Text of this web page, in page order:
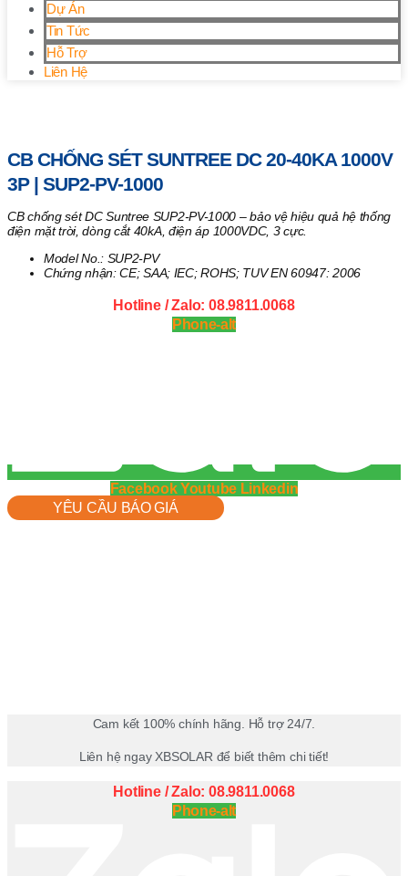
Dự Án
Tin Tức
Hỗ Trợ
Liên Hệ
CB CHỐNG SÉT SUNTREE DC 20-40KA 1000V
3P | SUP2-PV-1000
CB chống sét DC Suntree SUP2-PV-1000 – bảo vệ hiệu quả hệ thống
điện mặt trời, dòng cắt 40kA, điện áp 1000VDC, 3 cực.
Model No.: SUP2-PV
Chứng nhận: CE; SAA; IEC; ROHS; TUV EN 60947: 2006
Hotline / Zalo: 08.9811.0068
Phone-alt
Facebook Youtube Linkedin
YÊU CẦU BÁO GIÁ
Cam kết 100% chính hãng. Hỗ trợ 24/7.
Liên hệ ngay XBSOLAR để biết thêm chi tiết!
Hotline / Zalo: 08.9811.0068
Phone-alt